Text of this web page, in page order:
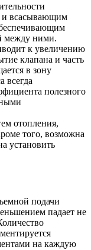
и всасывающим
между ними.
к увеличению
клапана и часть
в зону
всегда
полезного
отопления,
того, возможна
установить
подачи
падает не
на каждую